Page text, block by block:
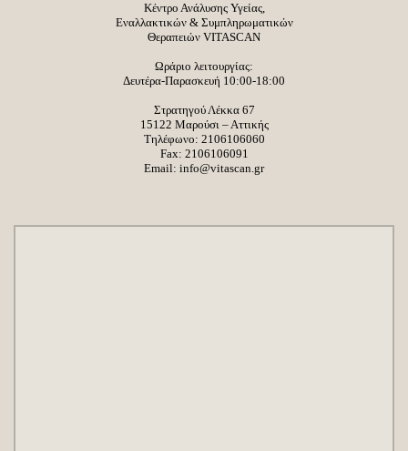
Κέντρο Ανάλυσης Υγείας,
Εναλλακτικών & Συμπληρωματικών
Θεραπειών VITASCAN
Ωράριο λειτουργίας:
Δευτέρα-Παρασκευή 10:00-18:00
Στρατηγού Λέκκα 67
15122 Μαρούσι – Αττικής
Τηλέφωνο: 2106106060
Fax: 2106106091
Email: info@vitascan.gr